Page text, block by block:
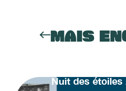
MAIS
Nuit des étoiles